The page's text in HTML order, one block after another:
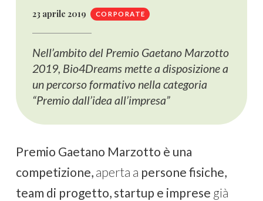
23 aprile 2019 CORPORATE
Nell’ambito del Premio Gaetano Marzotto
2019, Bio4Dreams mette a disposizione a
un percorso formativo nella categoria
“Premio dall’idea all’impresa”
Premio Gaetano Marzotto è una
competizione, aperta a persone fisiche,
team di progetto, startup e imprese già